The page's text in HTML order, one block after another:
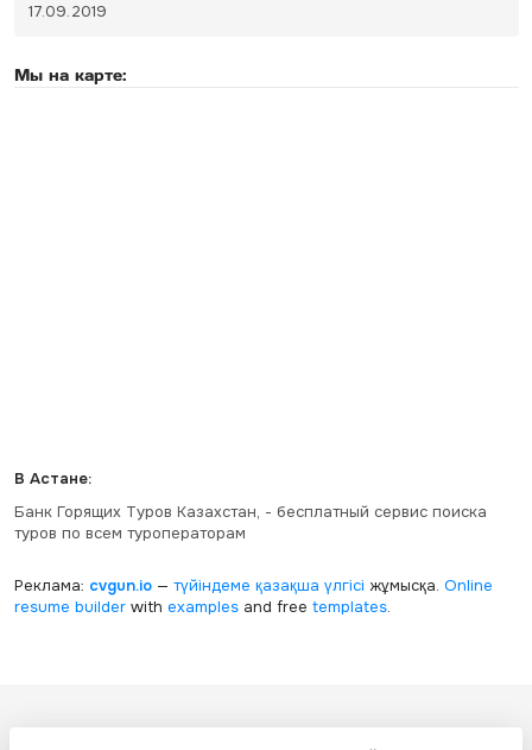
17.09.2019
Мы на карте:
В Астане:
Банк Горящих Туров Казахстан, - бесплатный сервис поиска
туров по всем туроператорам
Реклама: cvgun.io— түйіндеме қазақша үлгісі жұмысқа. Online
resume builderwith examplesand free templates.